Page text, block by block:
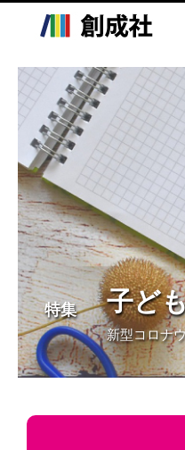
特集 子ど
新型コロナ